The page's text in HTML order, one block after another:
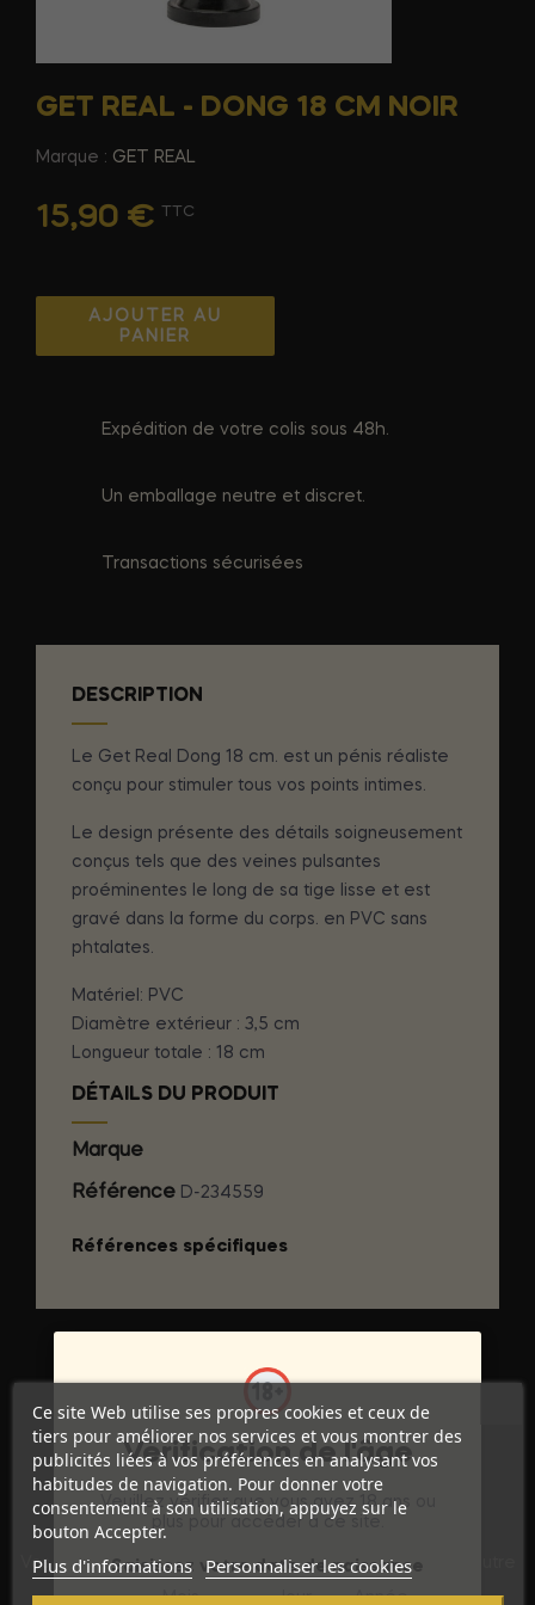
GET REAL - DONG 18 CM NOIR
Marque : GET REAL
15,90 € TTC
AJOUTER AU
PANIER
Expédition de votre colis sous 48h.
Un emballage neutre et discret.
Transactions sécurisées
DESCRIPTION
Le Get Real Dong 18 cm. est un pénis réaliste
conçu pour stimuler tous vos points intimes.
Le design présente des détails soigneusement
conçus tels que des veines pulsantes
proéminentes le long de sa tige lisse et est
gravé dans la forme du corps. en PVC sans
phtalates.
Matériel: PVC
Diamètre extérieur : 3,5 cm
Longueur totale : 18 cm
DÉTAILS DU PRODUIT
Marque
Référence D-234559
Références spécifiques
Vos commandes sont expédiées dans un emballage neutre
pour garantir votre vie privée.
Ce site Web utilise ses propres cookies et ceux de
tiers pour améliorer nos services et vous montrer des
publicités liées à vos préférences en analysant vos
habitudes de navigation. Pour donner votre
consentement à son utilisation, appuyez sur le
bouton Accepter.
Plus d'informations Personnaliser les cookies
Vérification de l'âge
Veuillez vérifier que vous avez 18 ans ou
plus pour accéder à ce site.
Saisissez votre date de naissance
Mois
Jour Année